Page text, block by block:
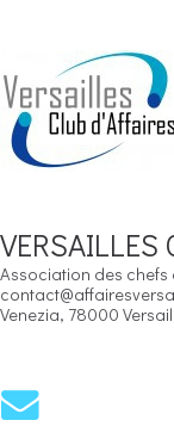
VERSAILLES
Association des chefs
Venezia, 78000